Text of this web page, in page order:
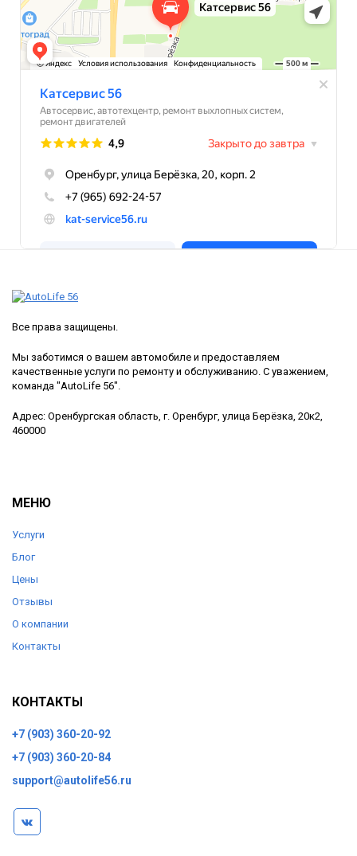
Все права защищены.
Мы заботимся о вашем автомобиле и предоставляем
качественные услуги по ремонту и обслуживанию. С уважением,
команда "AutoLife 56".
Адрес: Оренбургская область, г. Оренбург, улица Берёзка, 20к2,
460000
МЕНЮ
Услуги
Блог
Цены
Отзывы
О компании
Контакты
КОНТАКТЫ
+7 (903) 360-20-92
+7 (903) 360-20-84
support@autolife56.ru